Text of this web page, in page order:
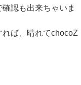
認も出来ちゃいま
ば、晴れてchocoZ